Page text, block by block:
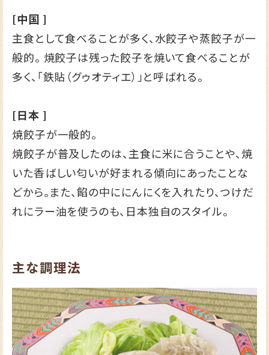
[中国 ]
主食として食べることが多く、水餃子や蒸餃子が一
般的。 焼餃子は残った餃子を焼いて食べることが
多く、「鉄貼（グゥオティエ）」と呼ばれる。
[日本 ]
焼餃子が一般的。
焼餃子が普及したのは、主食に米に合うことや、焼
いた香ばしい匂いが好まれる傾向にあったことな
どから。また、餡の中ににんにくを入れたり、つけだ
れにラー油を使うのも、日本独自のスタイル。
主な調理法